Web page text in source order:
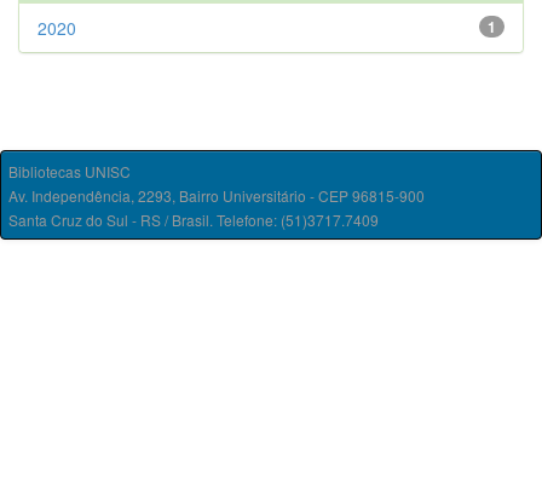
1
2020
Bibliotecas UNISC
Av. Independência, 2293, Bairro Universitário - CEP 96815-900
Santa Cruz do Sul - RS / Brasil. Telefone: (51)3717.7409